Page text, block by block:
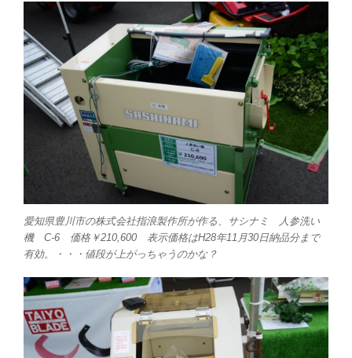
愛知県豊川市の株式会社指浪製作所が作る、サシナミ 人参洗い
機 C-6 価格￥210,600 表示価格はH28年11月30日納品分まで
有効。・・・値段が上がっちゃうのかな？